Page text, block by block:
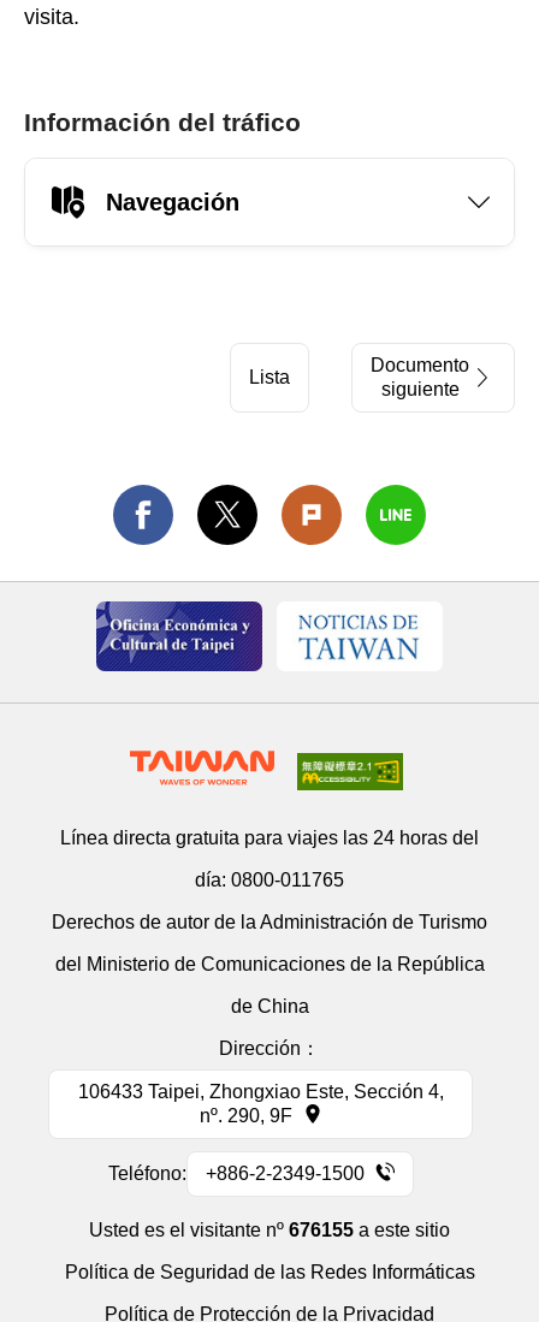
visita.
Información del tráfico
Navegación
Lista
Documento
siguiente
Línea directa gratuita para viajes las 24 horas del
día: 0800-011765
Derechos de autor de la Administración de Turismo
del Ministerio de Comunicaciones de la República
de China
Dirección：
106433 Taipei, Zhongxiao Este, Sección 4,
nº. 290, 9F
Teléfono: +886-2-2349-1500
Usted es el visitante nº 676155 a este sitio
Política de Seguridad de las Redes Informáticas
Política de Protección de la Privacidad